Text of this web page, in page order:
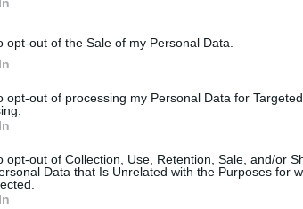
opt-out of the Sale of my Personal Data.
opt-out of processing my Personal Data for Targeted
opt-out of Collection, Use, Retention, Sale, and/or
Data that Is Unrelated with the Purposes for
μειώνεται στο51% , ώστε να μπορεί να
αυτή εκτιμάται ότι μπορεί να
σε περιοχές όπου υπάρχουν πολλοί
πρόσωπα, αλλά και περιπτώσεις όπου
ή η Εκκλησία , με στόχο την απλοποίηση και